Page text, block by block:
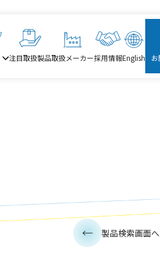
注目取扱製品取扱メーカー採用情報English
製品検索画面